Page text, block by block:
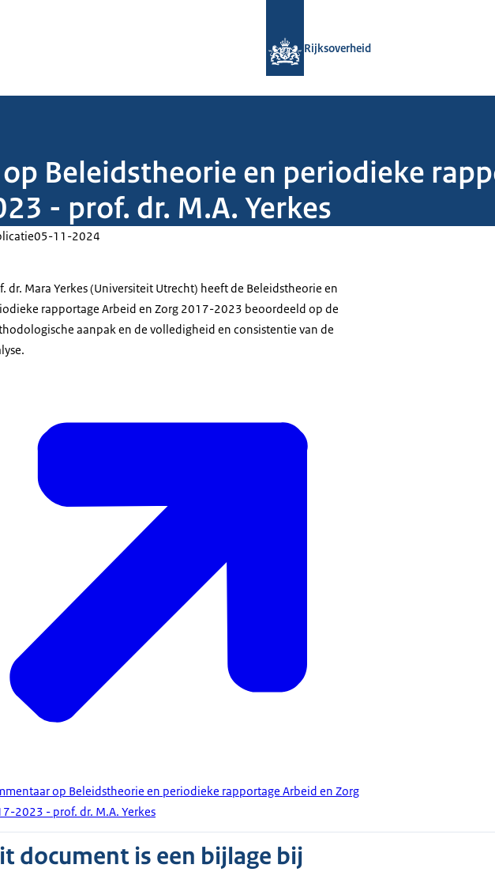
Rijksoverheid
Beleidstheorie en periodieke
- prof. dr. M.A. Yerkes
05-11-2024
dr. Mara Yerkes (Universiteit Utrecht) heeft de Beleidstheorie en
rapportage Arbeid en Zorg 2017-2023 beoordeeld op de
aanpak en de volledigheid en consistentie van de
op Beleidstheorie en periodieke rapportage Arbeid en Zorg
2023 - prof. dr. M.A. Yerkes
document is een bijlage bij